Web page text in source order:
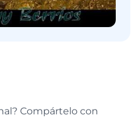
Compártelo con